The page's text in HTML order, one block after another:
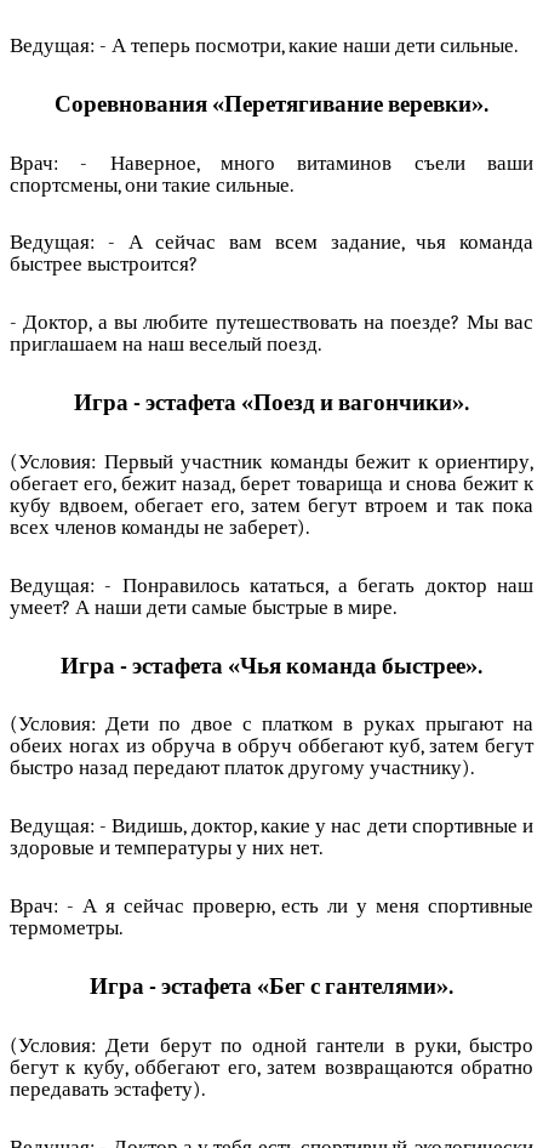
Ведущая: - А теперь посмотри, какие наши дети сильные.
Соревнования «Перетягивание веревки».
Врач: - Наверное, много витаминов съели ваши
спортсмены, они такие сильные.
Ведущая: - А сейчас вам всем задание, чья команда
быстрее выстроится?
- Доктор, а вы любите путешествовать на поезде? Мы вас
приглашаем на наш веселый поезд.
Игра - эстафета «Поезд и вагончики».
(Условия: Первый участник команды бежит к ориентиру,
обегает его, бежит назад, берет товарища и снова бежит к
кубу вдвоем, обегает его, затем бегут втроем и так пока
всех членов команды не заберет).
Ведущая: - Понравилось кататься, а бегать доктор наш
умеет? А наши дети самые быстрые в мире.
Игра - эстафета «Чья команда быстрее».
(Условия: Дети по двое с платком в руках прыгают на
обеих ногах из обруча в обруч оббегают куб, затем бегут
быстро назад передают платок другому участнику).
Ведущая: - Видишь, доктор, какие у нас дети спортивные и
здоровые и температуры у них нет.
Врач: - А я сейчас проверю, есть ли у меня спортивные
термометры.
Игра - эстафета «Бег с гантелями».
(Условия: Дети берут по одной гантели в руки, быстро
бегут к кубу, оббегают его, затем возвращаются обратно
передавать эстафету).